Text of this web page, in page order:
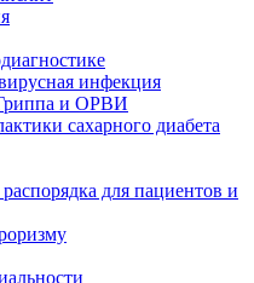
инфекция
и ОРВИ
сахарного диабета
для пациентов и